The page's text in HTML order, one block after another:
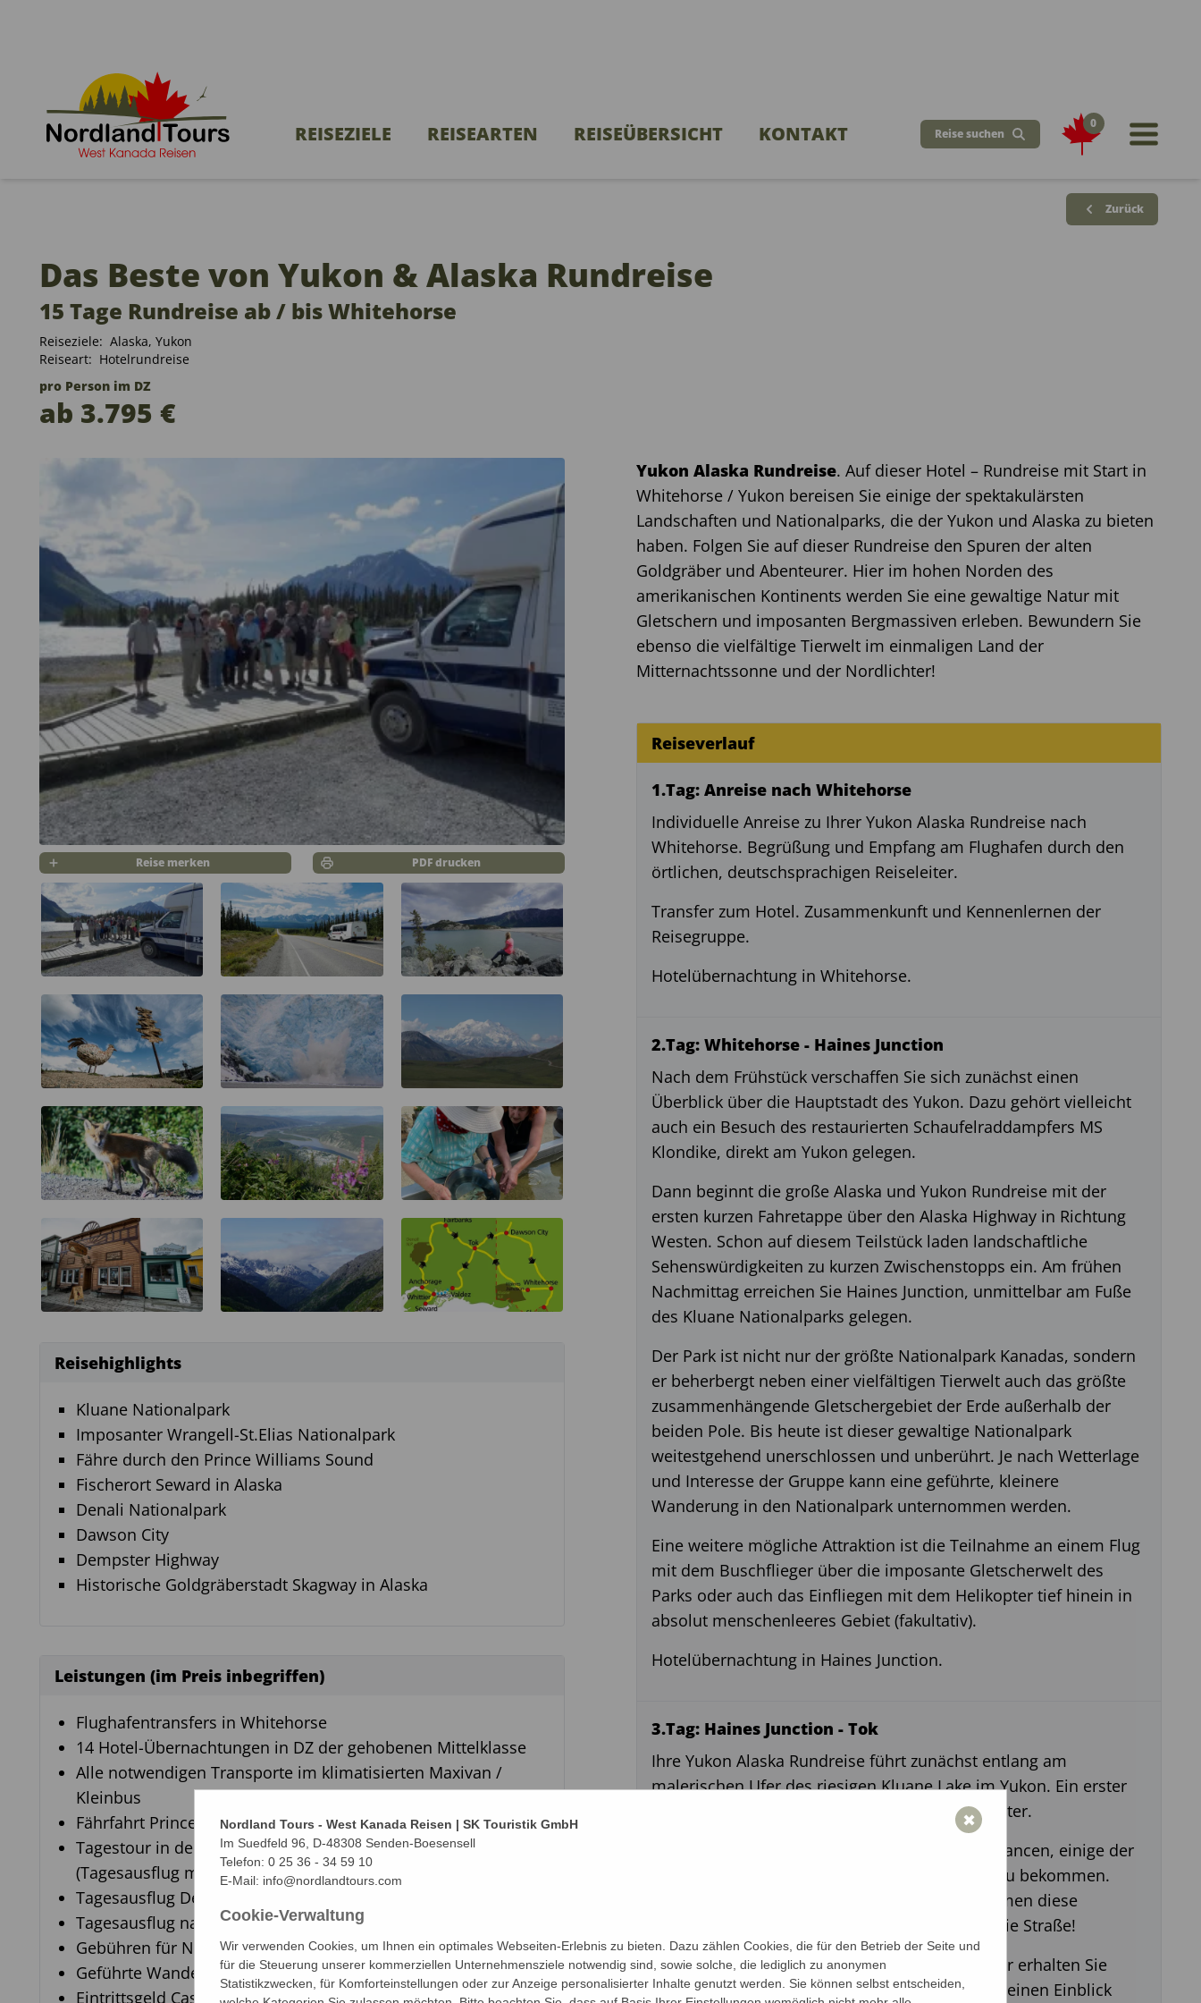
REISEZIELE REISEARTEN REISEÜBERSICHT KONTAKT Reise suchen
0
Zurück
Das Beste von Yukon & Alaska Rundreise
15 Tage Rundreise ab / bis Whitehorse
Reiseziele: Alaska, Yukon
Reiseart: Hotelrundreise
pro Person im DZ
ab 3.795 €
Reise merken PDF drucken
Reisehighlights
Kluane Nationalpark
Imposanter Wrangell-St.Elias Nationalpark
Fähre durch den Prince Williams Sound
Fischerort Seward in Alaska
Denali Nationalpark
Dawson City
Dempster Highway
Historische Goldgräberstadt Skagway in Alaska
Leistungen (im Preis inbegriffen)
Flughafentransfers in Whitehorse
14 Hotel-Übernachtungen in DZ der gehobenen Mittelklasse
Alle notwendigen Transporte im klimatisierten Maxivan /
Kleinbus
Fährfahrt Prince William Sound
Tagestour in den Denali Nationalpark
(Tagesausflug mit englischsprachigem Fahrer)
Tagesausflug Dempster Highway
Tagesausflug nach Skagway
Gebühren für National Parks
Geführte Wanderung im Kluane-NP
Eintrittsgeld Casino „Diamond Tooth Gerties“
Yukon Alaska Rundreise. Auf dieser Hotel – Rundreise mit Start in
Whitehorse / Yukon bereisen Sie einige der spektakulärsten
Landschaften und Nationalparks, die der Yukon und Alaska zu bieten
haben. Folgen Sie auf dieser Rundreise den Spuren der alten
Goldgräber und Abenteurer. Hier im hohen Norden des
amerikanischen Kontinents werden Sie eine gewaltige Natur mit
Gletschern und imposanten Bergmassiven erleben. Bewundern Sie
ebenso die vielfältige Tierwelt im einmaligen Land der
Mitternachtssonne und der Nordlichter!
Reiseverlauf
1.Tag: Anreise nach Whitehorse
Individuelle Anreise zu Ihrer Yukon Alaska Rundreise nach
Whitehorse. Begrüßung und Empfang am Flughafen durch den
örtlichen, deutschsprachigen Reiseleiter.
Transfer zum Hotel. Zusammenkunft und Kennenlernen der
Reisegruppe.
Hotelübernachtung in Whitehorse.
2.Tag: Whitehorse - Haines Junction
Nach dem Frühstück verschaffen Sie sich zunächst einen
Überblick über die Hauptstadt des Yukon. Dazu gehört vielleicht
auch ein Besuch des restaurierten Schaufelraddampfers MS
Klondike, direkt am Yukon gelegen.
Dann beginnt die große Alaska und Yukon Rundreise mit der
ersten kurzen Fahretappe über den Alaska Highway in Richtung
Westen. Schon auf diesem Teilstück laden landschaftliche
Sehenswürdigkeiten zu kurzen Zwischenstopps ein. Am frühen
Nachmittag erreichen Sie Haines Junction, unmittelbar am Fuße
des Kluane Nationalparks gelegen.
Der Park ist nicht nur der größte Nationalpark Kanadas, sondern
er beherbergt neben einer vielfältigen Tierwelt auch das größte
zusammenhängende Gletschergebiet der Erde außerhalb der
beiden Pole. Bis heute ist dieser gewaltige Nationalpark
weitestgehend unerschlossen und unberührt. Je nach Wetterlage
und Interesse der Gruppe kann eine geführte, kleinere
Wanderung in den Nationalpark unternommen werden.
Eine weitere mögliche Attraktion ist die Teilnahme an einem Flug
mit dem Buschflieger über die imposante Gletscherwelt des
Parks oder auch das Einfliegen mit dem Helikopter tief hinein in
absolut menschenleeres Gebiet (fakultativ).
Hotelübernachtung in Haines Junction.
3.Tag: Haines Junction - Tok
Ihre Yukon Alaska Rundreise führt zunächst entlang am
malerischen Ufer des riesigen Kluane Lake im Yukon. Ein erster
Halt ist geplant am Sheep Mountain Visitor Center.
In den umliegenden Bergen bestehen beste Chancen, einige der
seltenen schneeweißen Dallschafe zu Gesicht zu bekommen.
Halten Sie Ihre Kamera bereit, manchmal kommen diese
eigentlich sehr scheuen Tiere bis hinunter an die Straße!
Kurz danach treffen Sie auf Soldier Summit, hier erhalten Sie
durch anschauliche Informationstafeln einen kleinen Einblick
Nordland Tours - West Kanada Reisen | SK Touristik GmbH
Im Suedfeld 96, D-48308 Senden-Boesensell
Telefon: 0 25 36 - 34 59 10
E-Mail: info@nordlandtours.com
Cookie-Verwaltung
Wir verwenden Cookies, um Ihnen ein optimales Webseiten-Erlebnis zu bieten. Dazu zählen Cookies, die für den Betrieb der Seite und
für die Steuerung unserer kommerziellen Unternehmensziele notwendig sind, sowie solche, die lediglich zu anonymen
Statistikzwecken, für Komforteinstellungen oder zur Anzeige personalisierter Inhalte genutzt werden. Sie können selbst entscheiden,
✖